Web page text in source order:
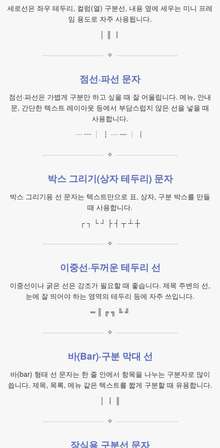
세로선은 좌우 테두리, 컬럼(열) 구분선, 내용 옆에 세우는 미니 프레
임 용도로 자주 사용됩니다.
│ ║ ┃
✧
점선·파선 문자
점선·파선은 가볍게 구분만 하고 싶을 때 잘 어울립니다. 메뉴, 안내
문, 간단한 텍스트 레이아웃 등에서 부담스럽지 않은 선을 넣을 때
사용합니다.
┄ ┅ ┆ ┇ ┈ ┉ ┊ ┋
✧
박스 그리기(상자 테두리) 문자
박스 그리기용 선 문자는 텍스트만으로 표, 상자, 구분 박스를 만들
때 사용합니다.
┌ ┐ └ ┘ ├ ┤ ┬ ┴ ┼
✧
이중선·두꺼운 테두리 선
이중선이나 굵은 선은 강조가 필요할 때 좋습니다. 제목 주변의 선,
눈에 잘 띄어야 하는 영역의 테두리 등에 자주 쓰입니다.
═ ║ ╔ ╗ ╚ ╝
✧
바(Bar)·구분 막대 선
바(bar) 형태 선 문자는 한 줄 안에서 항목을 나누는 구분자로 많이
씁니다. 제목, 목록, 메뉴 같은 텍스트를 짧게 구분할 때 유용합니다.
│ ┃ ║
✧
장식용 구분선 문자